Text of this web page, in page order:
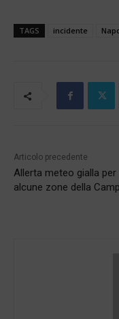
TAGS incidente
Articolo precedente
Allerta meteo gialla per
alcune zone della